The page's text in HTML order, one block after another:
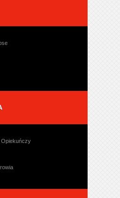
Opiekuńczy